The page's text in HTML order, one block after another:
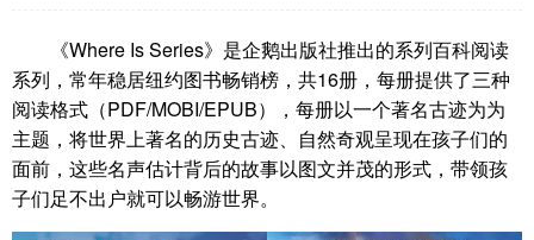
《Where Is Series》是企鹅出版社推出的系列百科阅读
系列，常年稳居纽约图书畅销榜，共16册，每册提供了三种
阅读格式（PDF/MOBI/EPUB），每册以一个著名古迹为为
主题，将世界上著名的历史古迹、自然奇观呈现在孩子们的
面前，这些名声估计背后的故事以图文并茂的形式，带领孩
子们足不出户就可以畅游世界。